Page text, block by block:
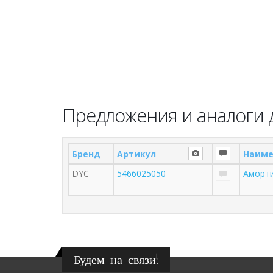
Предложения и аналоги
Бренд Артикул
DYC
5466025050
Будем на связи!